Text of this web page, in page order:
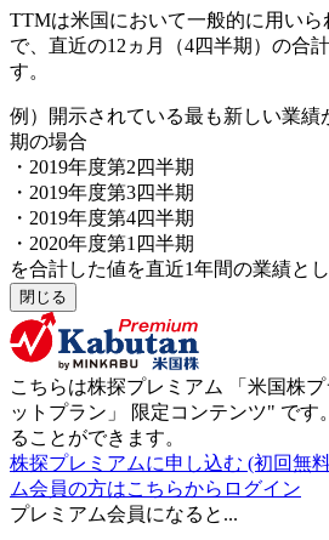
TTMは米国において一般的に用い
で、直近の12ヵ月（4四半期）の合
す。
例）開示されている最も新しい業績
期の場合
・2019年度第2四半期
・2019年度第3四半期
・2019年度第4四半期
・2020年度第1四半期
を合計した値を直近1年間の業績と
閉じる
こちらは株探プレミアム 「 米国株プ
ットプラン 」 限定コンテンツ" です
ることができます。
株探プレミアムに申し込む (初回無
ム会員の方はこちらからログイン
プレミアム会員になると...